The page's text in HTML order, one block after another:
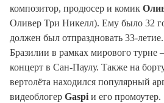
композитор, продюсер и комик
Оливер Три Никелл). Ему было 32
должен был отпраздновать 33-
Бразилии в рамках мирового
концерт в Сан-Паулу. Также на
вертолёта находился популярный
видеоблогер Gaspi и его промоутер.